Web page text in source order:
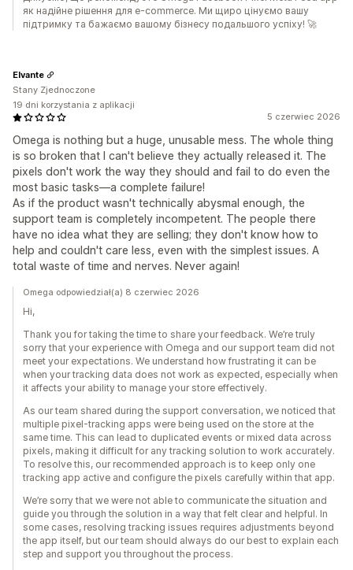
як надійне рішення для e-commerce. Ми щиро цінуємо вашу
підтримку та бажаємо вашому бізнесу подальшого успіху! 🚀
5 czerwiec 2026
Omega is nothing but a huge, unusable mess. The whole thing
is so broken that I can't believe they actually released it. The
pixels don't work the way they should and fail to do even the
most basic tasks—a complete failure!
As if the product wasn't technically abysmal enough, the
support team is completely incompetent. The people there
have no idea what they are selling; they don't know how to
help and couldn't care less, even with the simplest issues. A
total waste of time and nerves. Never again!
Elvante
Stany Zjednoczone
19 dni korzystania z aplikacji
Omega odpowiedział(a) 8 czerwiec 2026
Hi,
Thank you for taking the time to share your feedback. We’re truly
sorry that your experience with Omega and our support team did not
meet your expectations. We understand how frustrating it can be
when your tracking data does not work as expected, especially when
it affects your ability to manage your store effectively.
As our team shared during the support conversation, we noticed that
multiple pixel-tracking apps were being used on the store at the
same time. This can lead to duplicated events or mixed data across
pixels, making it difficult for any tracking solution to work accurately.
To resolve this, our recommended approach is to keep only one
tracking app active and configure the pixels carefully within that app.
We’re sorry that we were not able to communicate the situation and
guide you through the solution in a way that felt clear and helpful. In
some cases, resolving tracking issues requires adjustments beyond
the app itself, but our team should always do our best to explain each
step and support you throughout the process.